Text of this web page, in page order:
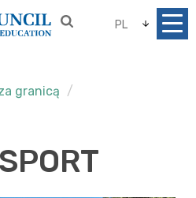
PL
granicą